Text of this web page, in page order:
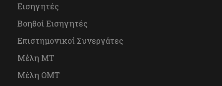
Εισηγητές
Βοηθοί Εισηγητές
Επιστημονικοί Συνεργάτες
Μέλη ΜΤ
Μέλη OΜΤ